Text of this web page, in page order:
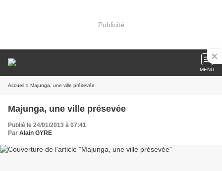
Publicité
MENU
Accueil » Majunga, une ville présevée
Majunga, une ville présevée
Publié le 24/01/2013 à 07:41
Par Alain GYRE